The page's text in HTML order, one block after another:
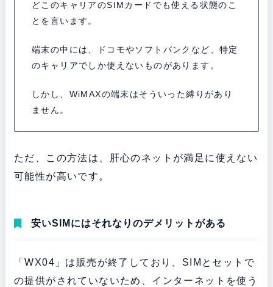
どこのキャリアのSIMカードでも使える状態のこ
とを言います。
端末の中には、ドコモやソフトバンクなど、特定
のキャリアでしか使えないものがあります。
しかし、WiMAXの端末はそういった縛りがあり
ません。
ただ、この方法は、肝心のネットが満足に使えない
可能性が高いです。
安いSIMにはそれなりのデメリットがある
「WX04」は販売が終了しており、SIMとセットで
の提供がされていないため、インターネットを使う